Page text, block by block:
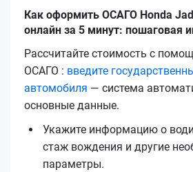
Как оформить ОСАГО Honda
онлайн за 5 минут: пошаговая
Рассчитайте стоимость с
ОСАГО : введите
автомобиля — система
основные данные.
Укажите информацию о
стаж вождения и другие
параметры.